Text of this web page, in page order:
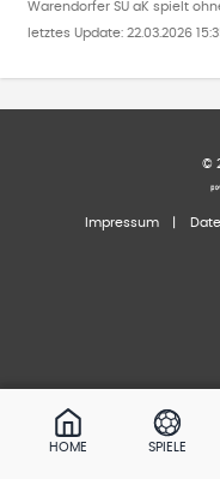
Warendorfer SU aK spielt
letztes Update: 22.03.2026
©
Impressum
HOME SPIELE